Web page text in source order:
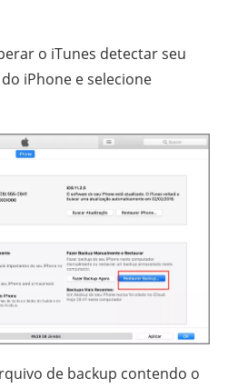
o iTunes detectar seu
iPhone e selecione
de backup contendo o